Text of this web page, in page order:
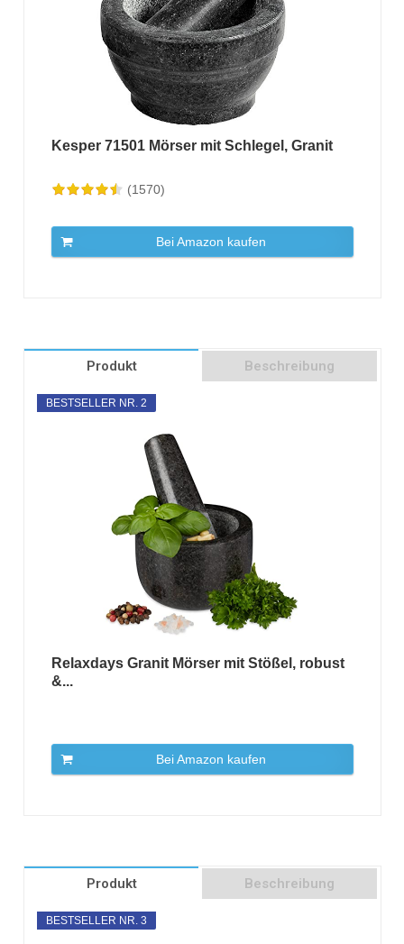
Kesper 71501 Mörser mit Schlegel, Granit
(1570)
Bei Amazon kaufen
Produkt Beschreibung
BESTSELLER NR. 2
Relaxdays Granit Mörser mit Stößel, robust
&...
Bei Amazon kaufen
Produkt Beschreibung
BESTSELLER NR. 3